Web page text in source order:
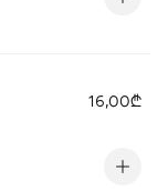
16,00₾